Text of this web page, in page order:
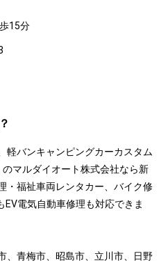
15分
軽バンキャンピングカーカスタム
のマルダイオート株式会社なら新
・福祉車両レンタカー、バイク修
電気自動車修理も対応できま
、青梅市、昭島市、立川市、日野